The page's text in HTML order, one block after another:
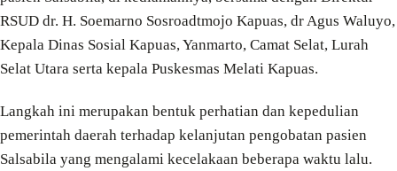
RSUD dr. H. Soemarno Sosroadtmojo Kapuas, dr Agus Waluyo,
Kepala Dinas Sosial Kapuas, Yanmarto, Camat Selat, Lurah
Selat Utara serta kepala Puskesmas Melati Kapuas.
Langkah ini merupakan bentuk perhatian dan kepedulian
pemerintah daerah terhadap kelanjutan pengobatan pasien
Salsabila yang mengalami kecelakaan beberapa waktu lalu.